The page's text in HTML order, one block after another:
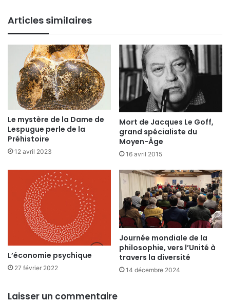
Articles similaires
Le mystère de la Dame de
Lespugue perle de la
Préhistoire
12 avril 2023
Mort de Jacques Le Goff,
grand spécialiste du
Moyen-Âge
16 avril 2015
L’économie psychique
27 février 2022
Journée mondiale de la
philosophie, vers l’Unité à
travers la diversité
14 décembre 2024
Laisser un commentaire